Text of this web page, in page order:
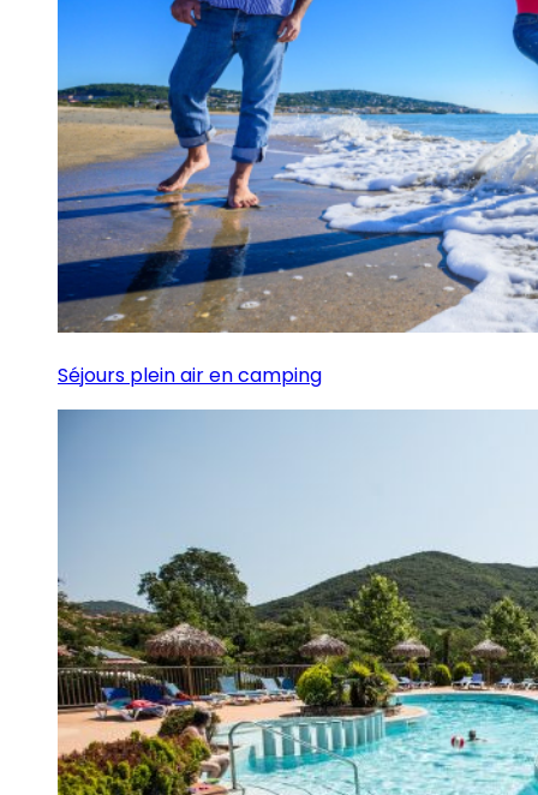
Séjours plein air en camping